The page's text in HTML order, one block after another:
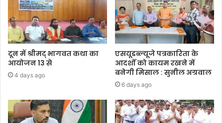
दून में श्रीमद् भागवत कथा का
आयोजन 13 से
4 days ago
एसयूडब्ल्यूजे पत्रकारिता के
आदर्शों को कायम रखने में
बनेगी मिसाल : सुनील अग्रवाल
6 days ago